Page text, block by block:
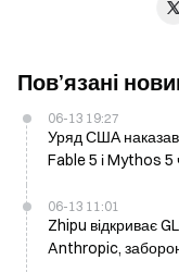
Пов’язані
06-13 19:27
Уряд США
Fable 5 і Mythos 5
06-13 11:01
Zhipu відкриває
Anthropic,